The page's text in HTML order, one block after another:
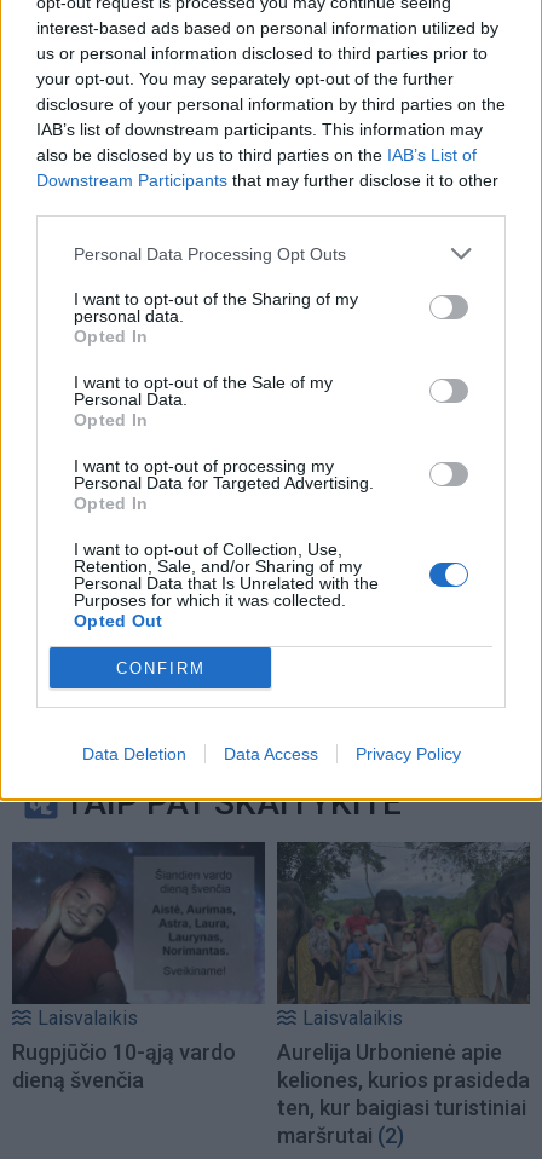
interest-based ads based on personal information utilized by
us or personal information disclosed to third parties prior to
your opt-out. You may separately opt-out of the further
disclosure of your personal information by third parties on the
IAB’s list of downstream participants. This information may
also be disclosed by us to third parties on the IAB’s List of
Downstream Participants that may further disclose it to other
Personal Data Processing Opt Outs
I want to opt-out of the Sharing of my
personal data.
Opted In
I want to opt-out of the Sale of my
Personal Data.
Opted In
I want to opt-out of processing my
Personal Data for Targeted Advertising.
Opted In
I want to opt-out of Collection, Use,
Retention, Sale, and/or Sharing of my
Personal Data that Is Unrelated with the
Purposes for which it was collected.
Opted Out
CONFIRM
Data Deletion Data Access Privacy Policy
Komentaras
Sutinku su taisyklėmis
reCAPTCHA and the Google
TAIP PAT SKAITYKITE
Laisvalaikis
Rugpjūčio 10-ąją vardo
dieną švenčia
Laisvalaikis
Aurelija Urbonienė apie
keliones, kurios prasideda
ten, kur baigiasi turistiniai
maršrutai (2)